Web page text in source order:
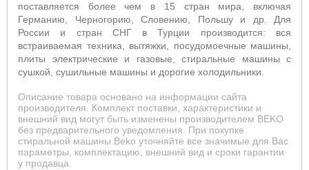
поставляется более чем в 15 стран мира, включая
Германию, Черногорию, Словению, Польшу и др. Для
России и стран СНГ в Турции производится: вся
встраиваемая техника, вытяжки, посудомоечные машины,
плиты электрические и газовые, стиральные машины с
сушкой, сушильные машины и дорогие холодильники.
Описание товара основано на информации сайта
производителя. Комплект поставки, характеристики и
внешний вид могут быть изменены производителем BEKO
без предварительного уведомления. При покупке
стиральной машины Beko уточняйте все значимые для Вас
параметры, комплектацию, внешний вид и сроки гарантии
у продавца.